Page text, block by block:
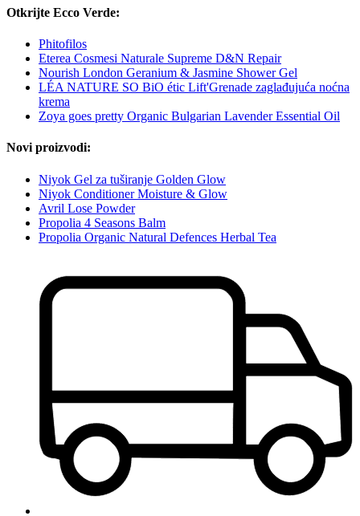
Otkrijte Ecco Verde:
Phitofilos
Eterea Cosmesi Naturale Supreme D&N Repair
Nourish London Geranium & Jasmine Shower Gel
LÉA NATURE SO BiO étic Lift'Grenade zaglađujuća noćna
krema
Zoya goes pretty Organic Bulgarian Lavender Essential Oil
Novi proizvodi:
Niyok Gel za tuširanje Golden Glow
Niyok Conditioner Moisture & Glow
Avril Lose Powder
Propolia 4 Seasons Balm
Propolia Organic Natural Defences Herbal Tea